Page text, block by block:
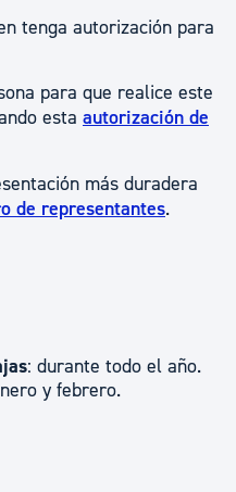
tenga autorización para
para que realice este
esta autorización de
más duradera
de representantes.
: durante todo el año.
y febrero.